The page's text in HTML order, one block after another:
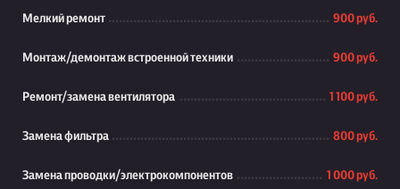
Мелкий ремонт 900 руб.
Монтаж/демонтаж встроенной техники 900 руб.
Ремонт/замена вентилятора 1 100 руб.
Замена фильтра 800 руб.
Замена проводки/электрокомпонентов 1 000 руб.